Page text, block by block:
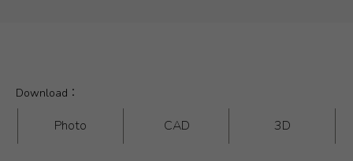
Download：
Photo CAD 3D